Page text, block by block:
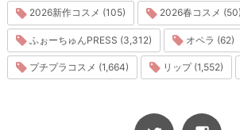
2026新作コスメ (105) 2026春コスメ (50)
ふぉーちゅんPRESS (3,312) オペラ (62)
プチプラコスメ (1,664) リップ (1,552)